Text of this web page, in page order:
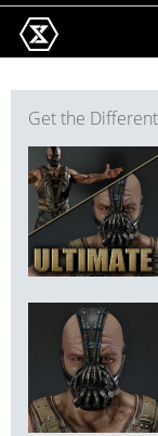
Get the